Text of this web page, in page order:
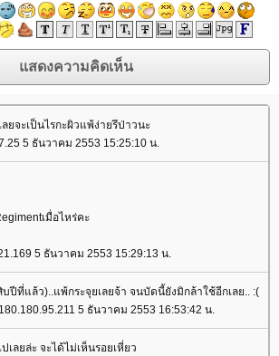
ยจะเป็นไรกะผิวแพ้ง่ายรึป่าวนะ
5 ธันวาคม 2553 15:25:10 น.
เมื่อไหร่คะ
5 ธันวาคม 2553 15:29:13 น.
บปีที่แล้ว)..แพ้กระจุยเลยจ้า จนบัดนี้ยังมิกล้าใช้อีกเลย.. :(
5 ธันวาคม 2553 16:53:42 น.
ลยล่ะ จะได้ไม่เห็นรอยเหี่ยว